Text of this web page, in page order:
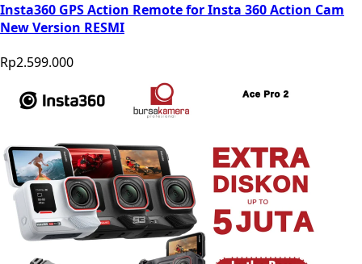
Insta360 GPS Action Remote for Insta 360 Action Cam
New Version RESMI
Rp2.599.000